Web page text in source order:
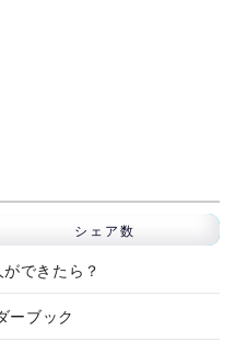
シェア数
できたら？
ーブック